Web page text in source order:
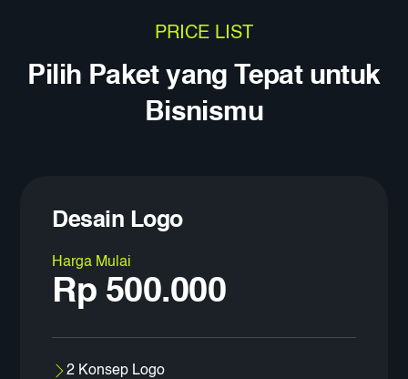
PRICE LIST
Pilih Paket yang Tepat untuk
Bisnismu
Desain Logo
Harga Mulai
Rp 500.000
2 Konsep Logo